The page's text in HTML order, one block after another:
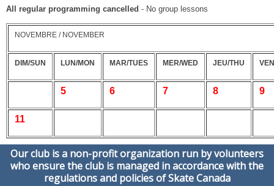
All regular programming cancelled - No group lessons
NOVEMBRE / NOVEMBER
DIM/SUN LUN/MON MAR/TUES MER/WED JEU/THU
5 6 7 8 9
11
Our club is a non-profit organization run by volunteers
who ensure the club is managed in accordance with the
regulations and policies of Skate Canada